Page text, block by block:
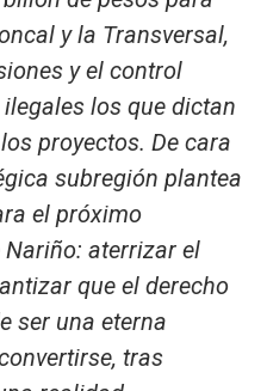
y la Transversal,
y el control
los que dictan
proyectos. De cara
subregión plantea
el próximo
aterrizar el
que el derecho
ser una eterna
tras